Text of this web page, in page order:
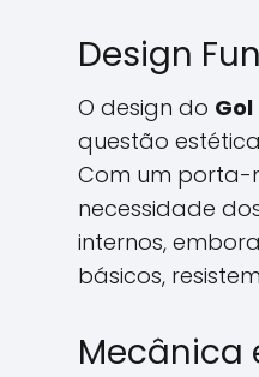
Design
O design do
questão
Com um porta-
necessidade
internos,
básicos,
Mecânica